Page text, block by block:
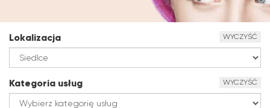
Lokalizacja WYCZYŚĆ
Kategoria usług WYCZYŚĆ